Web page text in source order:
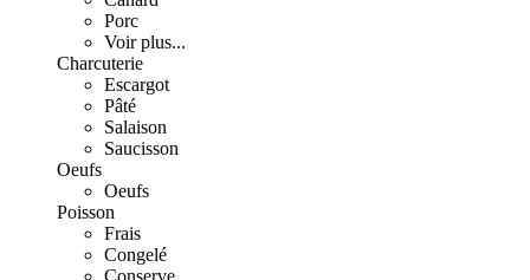
Porc
Voir plus...
Charcuterie
Escargot
Pâté
Salaison
Saucisson
Oeufs
Oeufs
Poisson
Frais
Congelé
Conserve